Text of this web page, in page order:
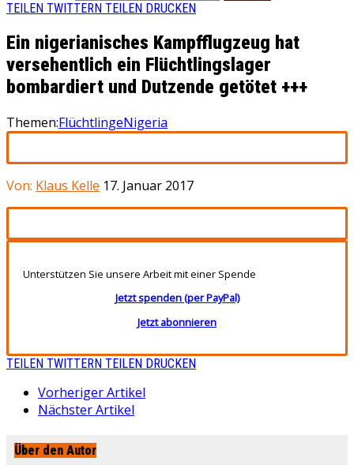
TEILEN TWITTERN TEILEN DRUCKEN
Ein nigerianisches Kampfflugzeug hat
versehentlich ein Flüchtlingslager
bombardiert und Dutzende getötet +++
Themen:FlüchtlingeNigeria
Von: Klaus Kelle 17. Januar 2017
Unterstützen Sie unsere Arbeit mit einer Spende
Jetzt spenden (per PayPal)
Jetzt abonnieren
TEILEN TWITTERN TEILEN DRUCKEN
Vorheriger Artikel
Nächster Artikel
Über den Autor